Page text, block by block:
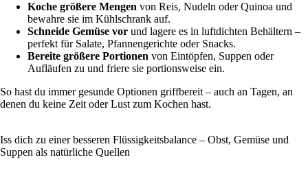
Koche größere Mengen von Reis, Nudeln oder Quinoa und
bewahre sie im Kühlschrank auf.
Schneide Gemüse vor und lagere es in luftdichten Behältern –
perfekt für Salate, Pfannengerichte oder Snacks.
Bereite größere Portionen von Eintöpfen, Suppen oder
Aufläufen zu und friere sie portionsweise ein.
So hast du immer gesunde Optionen griffbereit – auch an Tagen, an
denen du keine Zeit oder Lust zum Kochen hast.
Iss dich zu einer besseren Flüssigkeitsbalance – Obst, Gemüse und
Suppen als natürliche Quellen